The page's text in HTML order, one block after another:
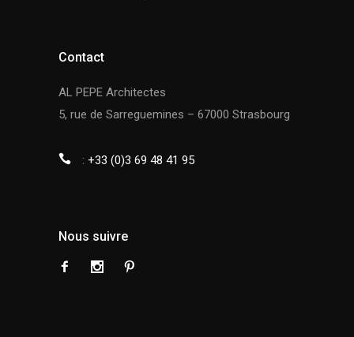
Contact
AL PEPE Architectes
5, rue de Sarreguemines – 67000 Strasbourg
: +33 (0)3 69 48 41 95
Nous suivre